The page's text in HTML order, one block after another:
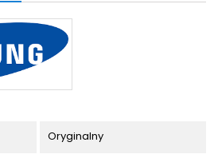
Oryginalny